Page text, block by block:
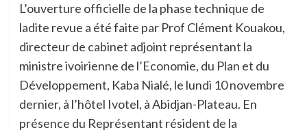
L’ouverture officielle de la phase technique de
ladite revue a été faite par Prof Clément Kouakou,
directeur de cabinet adjoint représentant la
ministre ivoirienne de l’Economie, du Plan et du
Développement, Kaba Nialé, le lundi 10 novembre
dernier, à l’hôtel Ivotel, à Abidjan-Plateau. En
présence du Représentant résident de la